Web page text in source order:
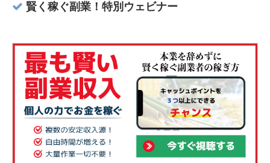
賢く稼ぐ副業！特別ウェビナー